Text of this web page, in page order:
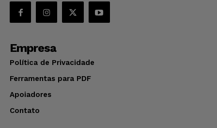
Empresa
Política de Privacidade
Ferramentas para PDF
Apoiadores
Contato